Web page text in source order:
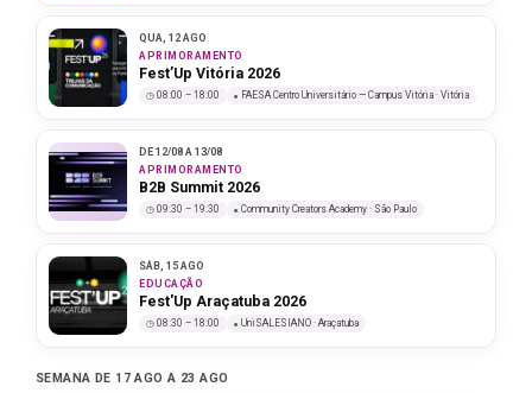
QUA, 12 AGO
APRIMORAMENTO
Fest’Up Vitória 2026
08:00 – 18:00 FAESA Centro Universitário — Campus Vitória · Vitória
DE 12/08 A 13/08
APRIMORAMENTO
B2B Summit 2026
09:30 – 19:30 Community Creators Academy · São Paulo
SÁB, 15 AGO
EDUCAÇÃO
Fest'Up Araçatuba 2026
08:30 – 18:00 UniSALESIANO · Araçatuba
SEMANA DE 17 AGO A 23 AGO